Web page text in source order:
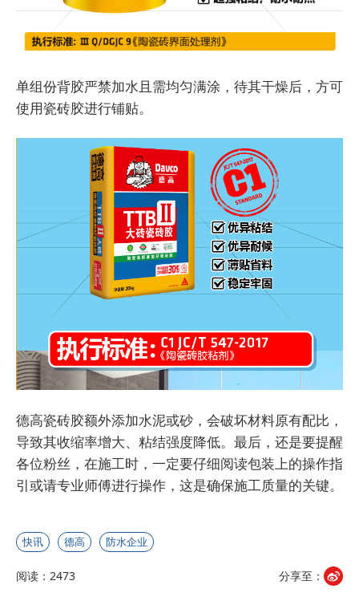
单组份背胶严禁加水且需均匀满涂，待其干燥后，方可
使用瓷砖胶进行铺贴。
德高瓷砖胶额外添加水泥或砂，会破坏材料原有配比，
导致其收缩率增大、粘结强度降低。最后，还是要提醒
各位粉丝，在施工时，一定要仔细阅读包装上的操作指
引或请专业师傅进行操作，这是确保施工质量的关键。
快讯 德高 防水企业
阅读：2473 分享至：